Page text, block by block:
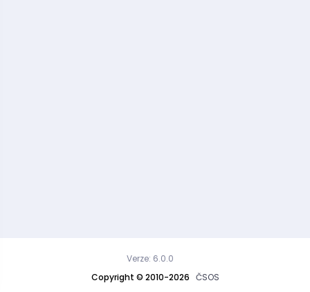
Copyright © 2010-2026 ČSOS
Verze: 6.0.0